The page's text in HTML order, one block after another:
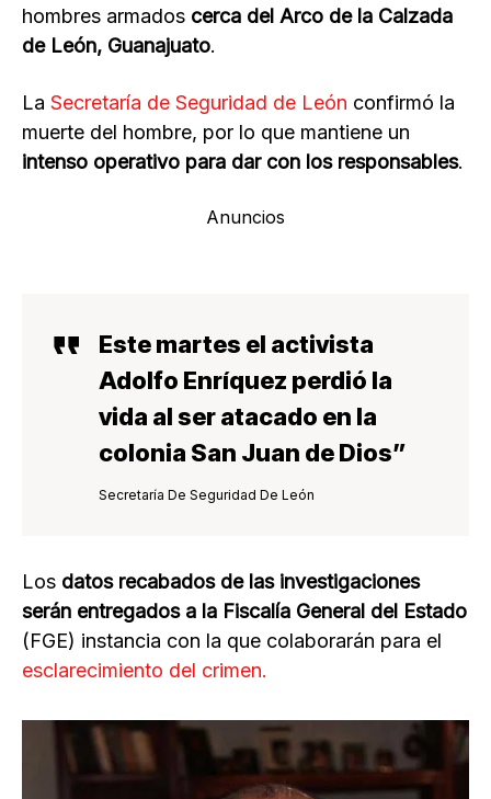
hombres armados cerca del Arco de la Calzada
de León, Guanajuato.
La Secretaría de Seguridad de León confirmó la
muerte del hombre, por lo que mantiene un
intenso operativo para dar con los responsables.
Anuncios
Este martes el activista
Adolfo Enríquez perdió la
vida al ser atacado en la
colonia San Juan de Dios”
Secretaría De Seguridad De León
Los datos recabados de las investigaciones
serán entregados a la Fiscalía General del Estado
(FGE) instancia con la que colaborarán para el
esclarecimiento del crimen.